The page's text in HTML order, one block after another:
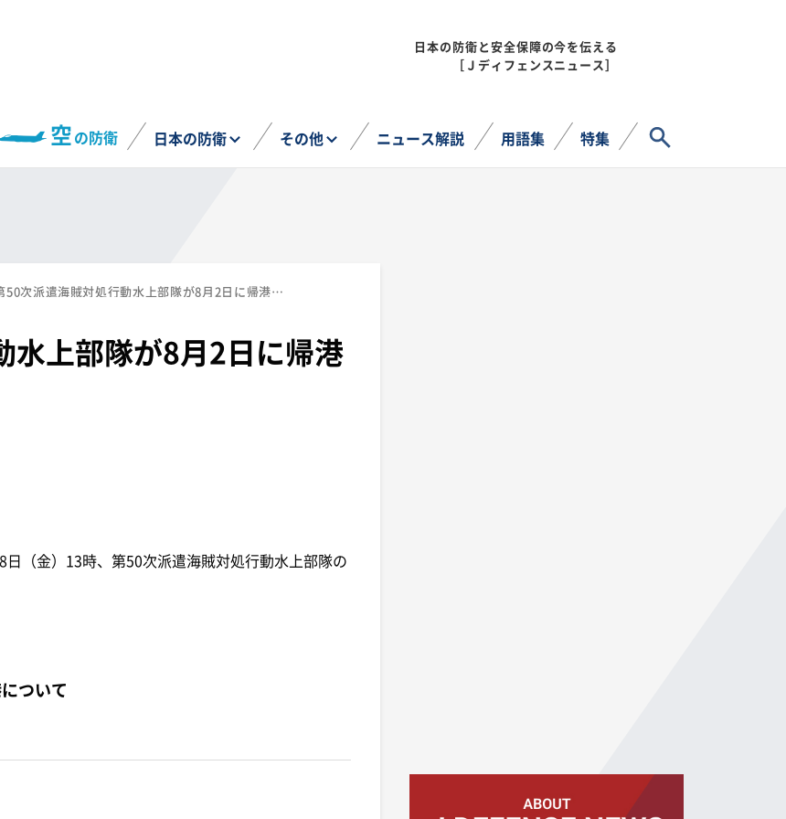
日本の防衛と安全保障の今を伝える
［Ｊディフェンスニュース］
空の防衛 日本の防衛 その他 ニュース解説 用語集 特集
第50次派遣海賊対処行動水上部隊が8月2日に帰港予定
水上部隊が8月2日に帰港
（金）13時、第50次派遣海賊対処行動水上部隊の
ついて